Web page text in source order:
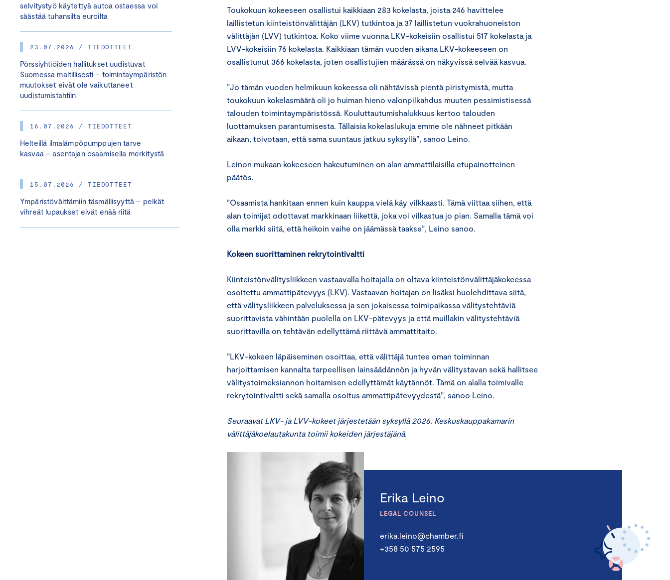
selvitystyö käytettyä autoa ostaessa voi
säästää tuhansilta euroilta
23.07.2026 / TIEDOTTEET
Pörssiyhtiöiden hallitukset uudistuvat
Suomessa maltillisesti – toimintaympäristön
muutokset eivät ole vaikuttaneet
uudistumistahtiin
16.07.2026 / TIEDOTTEET
Helteillä ilmalämpöpumppujen tarve
kasvaa – asentajan osaamisella merkitystä
15.07.2026 / TIEDOTTEET
Ympäristöväittämiin täsmällisyyttä – pelkät
vihreät lupaukset eivät enää riitä
Toukokuun kokeeseen osallistui kaikkiaan 283 kokelasta, joista 246 havittelee
laillistetun kiinteistönvälittäjän (LKV) tutkintoa ja 37 laillistetun vuokrahuoneiston
välittäjän (LVV) tutkintoa. Koko viime vuonna LKV-kokeisiin osallistui 517 kokelasta ja
LVV-kokeisiin 76 kokelasta. Kaikkiaan tämän vuoden aikana LKV-kokeeseen on
osallistunut 366 kokelasta, joten osallistujien määrässä on näkyvissä selvää kasvua.
”Jo tämän vuoden helmikuun kokeessa oli nähtävissä pientä piristymistä, mutta
toukokuun kokelasmäärä oli jo huiman hieno valonpilkahdus muuten pessimistisessä
talouden toimintaympäristössä. Kouluttautumishalukkuus kertoo talouden
luottamuksen parantumisesta. Tällaisia kokelaslukuja emme ole nähneet pitkään
aikaan, toivotaan, että sama suuntaus jatkuu syksyllä”, sanoo Leino.
Leinon mukaan kokeeseen hakeutuminen on alan ammattilaisilla etupainotteinen
päätös.
”Osaamista hankitaan ennen kuin kauppa vielä käy vilkkaasti. Tämä viittaa siihen, että
alan toimijat odottavat markkinaan liikettä, joka voi vilkastua jo pian. Samalla tämä voi
olla merkki siitä, että heikoin vaihe on jäämässä taakse”, Leino sanoo.
Kokeen suorittaminen rekrytointivaltti
Kiinteistönvälitysliikkeen vastaavalla hoitajalla on oltava kiinteistönvälittäjäkokeessa
osoitettu ammattipätevyys (LKV). Vastaavan hoitajan on lisäksi huolehdittava siitä,
että välitysliikkeen palveluksessa ja sen jokaisessa toimipaikassa välitystehtäviä
suorittavista vähintään puolella on LKV-pätevyys ja että muillakin välitystehtäviä
suorittavilla on tehtävän edellyttämä riittävä ammattitaito.
”LKV-kokeen läpäiseminen osoittaa, että välittäjä tuntee oman toiminnan
harjoittamisen kannalta tarpeellisen lainsäädännön ja hyvän välitystavan sekä hallitsee
välitystoimeksiannon hoitamisen edellyttämät käytännöt. Tämä on alalla toimivalle
rekrytointivaltti sekä samalla osoitus ammattipätevyydestä”, sanoo Leino.
Seuraavat LKV- ja LVV-kokeet järjestetään syksyllä 2026. Keskuskauppakamarin
välittäjäkoelautakunta toimii kokeiden järjestäjänä.
Erika Leino
LEGAL COUNSEL
erika.leino@chamber.fi
+358 50 575 2595